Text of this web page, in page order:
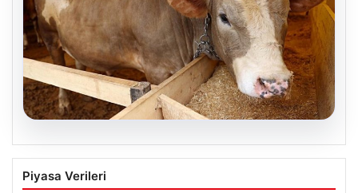
06.08.2026
Kurbanlık fiyatları il il sorgulama ekranı
2026: Büyükbaş ve küçükbaş canlı kilo
Piyasa Verileri